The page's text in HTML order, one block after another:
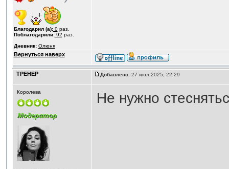
Благодарил (а):0раз.
Поблагодарили:92 раз.
Дневник: Олюня
Вернуться наверх
ТРЕНЕР Добавлено:27 июл 2025, 22:29
Королева Не нужно